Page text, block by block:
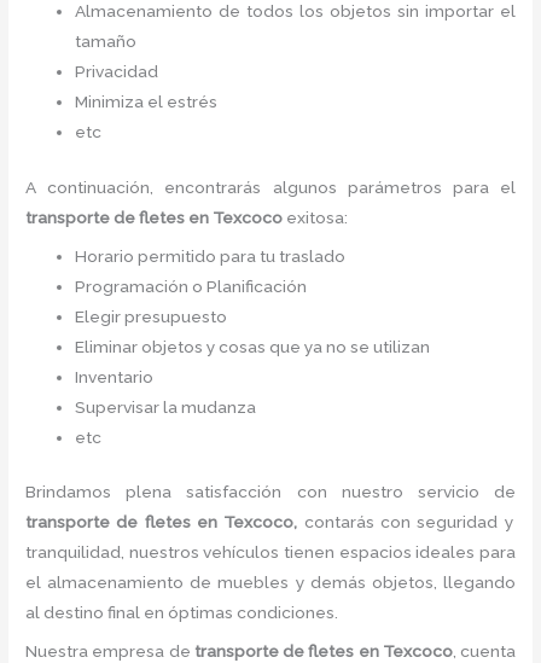
Almacenamiento de todos los objetos sin importar el
tamaño
Privacidad
Minimiza el estrés
etc
A continuación, encontrarás algunos parámetros para el
transporte de fletes en Texcoco exitosa:
Horario permitido para tu traslado
Programación o Planificación
Elegir presupuesto
Eliminar objetos y cosas que ya no se utilizan
Inventario
Supervisar la mudanza
etc
Brindamos plena satisfacción con nuestro servicio de
transporte de fletes en Texcoco, contarás con seguridad y
tranquilidad, nuestros vehículos tienen espacios ideales para
el almacenamiento de muebles y demás objetos, llegando
al destino final en óptimas condiciones.
Nuestra empresa de transporte de fletes en Texcoco, cuenta